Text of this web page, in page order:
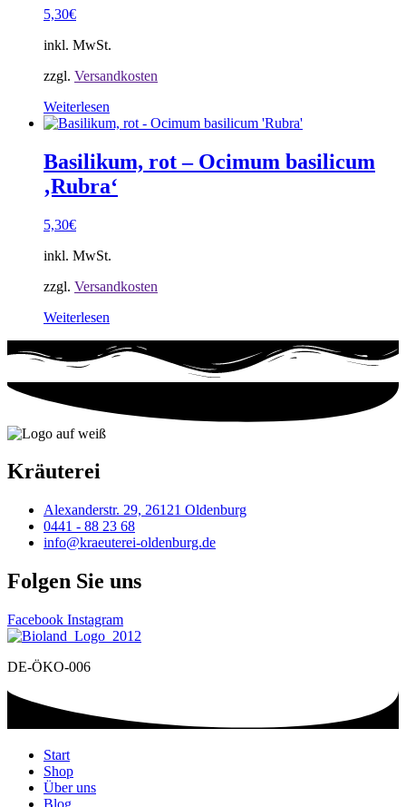
5,30€
inkl. MwSt.
zzgl. Versandkosten
Weiterlesen
Basilikum, rot – Ocimum basilicum
‚Rubra‘
5,30€
inkl. MwSt.
zzgl. Versandkosten
Weiterlesen
Kräuterei
Alexanderstr. 29, 26121 Oldenburg
0441 - 88 23 68
info@kraeuterei-oldenburg.de
Folgen Sie uns
Facebook Instagram
DE-ÖKO-006
Start
Shop
Über uns